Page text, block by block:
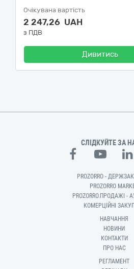
Очікувана вартість
2 247,26 UAH
з ПДВ
Дивитись
СЛІДКУЙТЕ ЗА
PROZORRO -
PROZORRO
PROZORRO.ПРОДАЖІ -
КОМЕРЦІЙНІ
НАВЧАННЯ
НОВИНИ
КОНТАКТИ
ПРО НАС
РЕГЛАМЕНТ